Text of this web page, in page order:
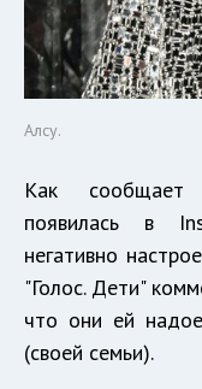
Алсу.
Как сообщает
появилась в
негативно
"Голос. Дети"
что они ей
(своей семьи).